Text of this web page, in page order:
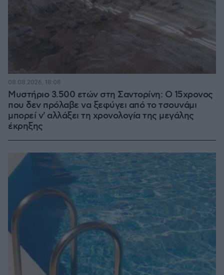
Μυστήριο 3.500 ετών στη Σαντορίνη: Ο 15χρονος
που δεν πρόλαβε να ξεφύγει από το τσουνάμι
μπορεί ν' αλλάξει τη χρονολογία της μεγάλης
έκρηξης
08.08.2026, 18:08